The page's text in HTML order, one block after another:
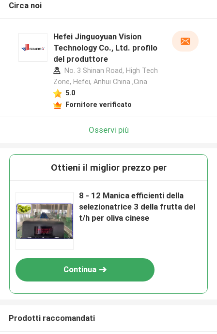
Circa noi
Hefei Jinguoyuan Vision
Technology Co., Ltd. profilo
del produttore
No. 3 Shinan Road, High Tech
Zone, Hefei, Anhui China ,Cina
5.0
Fornitore verificato
Osservi più
Ottieni il miglior prezzo per
8 - 12 Manica efficienti della
selezionatrice 3 della frutta del
t/h per oliva cinese
Continua
Prodotti raccomandati